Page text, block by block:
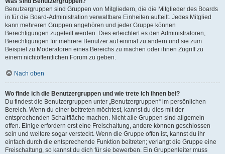
Benutzergruppen sind Gruppen von Mitgliedern, die die Mitglieder des Boards
in für die Board-Administration verwaltbare Einheiten aufteilt. Jedes Mitglied
kann mehreren Gruppen angehören und jeder Gruppe können
Berechtigungen zugeteilt werden. Dies erleichtert es den Administratoren,
Berechtigungen für mehrere Benutzer auf einmal zu ändern und sie zum
Beispiel zu Moderatoren eines Bereichs zu machen oder ihnen Zugriff zu
einem nichtöffentlichen Forum zu geben.
Nach oben
Wo finde ich die Benutzergruppen und wie trete ich ihnen bei?
Du findest die Benutzergruppen unter „Benutzergruppen“ im persönlichen
Bereich. Wenn du einer beitreten möchtest, kannst du dies mit der
entsprechenden Schaltfläche machen. Nicht alle Gruppen sind allgemein
offen. Einige erfordern erst eine Freischaltung, andere können geschlossen
sein und weitere sogar versteckt. Wenn die Gruppe offen ist, kannst du ihr
einfach durch die entsprechende Funktion beitreten; verlangt die Gruppe eine
Freischaltung, so kannst du dich für sie bewerben. Ein Gruppenleiter muss